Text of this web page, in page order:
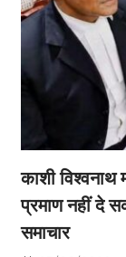
काशी विश्वनाथ
प्रमाण नहीं दे
समाचार